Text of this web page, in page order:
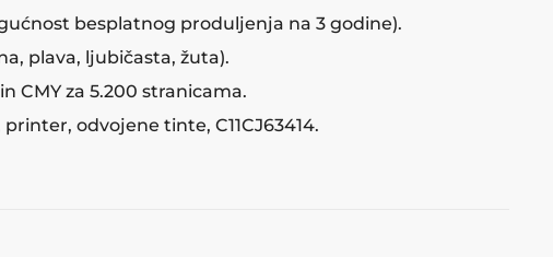
besplatnog produljenja na 3 godine).
plava, ljubičasta, žuta).
CMY za 5.200 stranicama.
printer, odvojene tinte, C11CJ63414.